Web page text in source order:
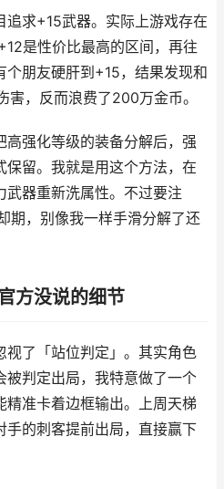
追求+15武器。实际上游戏存在
是性价比最高的区间，再往
个朋友硬肝到+15，结果发现和
害，反而浪费了200万金币。
高强化等级的装备分解后，强
留。我就是用这个方法，在
武器重新洗属性。不过要注
期，别像我一样手滑分解了还
方没说的细节
视了「站位判定」。其实角色
被判定出局，我特意做了一个
精准卡着边框输出。上周天梯
手的刺客提前出局，直接赢下